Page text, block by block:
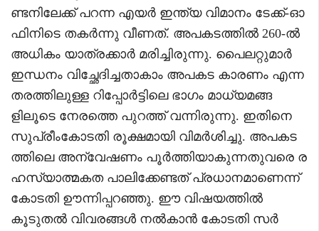
ണ്ടനിലേക്ക് പറന്ന എയർ ഇന്ത്യ വിമാനം ടേക്ക്-ഓ
ഫിനിടെ തകർന്നു വീണത്. അപകടത്തിൽ 260-ൽ
അധികം യാത്രക്കാർ മരിച്ചിരുന്നു. പൈലറ്റുമാർ
ഇന്ധനം വിച്ഛേദിച്ചതാകാം അപകട കാരണം എന്ന
തരത്തിലുള്ള റിപ്പോർട്ടിലെ ഭാഗം മാധ്യമങ്ങ
ളിലൂടെ നേരത്തെ പുറത്ത് വന്നിരുന്നു. ഇതിനെ
സുപ്രീംകോടതി രൂക്ഷമായി വിമർശിച്ചു. അപകട
ത്തിലെ അന്വേഷണം പൂർത്തിയാകുന്നതുവരെ ര
ഹസ്യാത്മകത പാലിക്കേണ്ടത് പ്രധാനമാണെന്ന്
കോടതി ഊന്നിപ്പറഞ്ഞു. ഈ വിഷയത്തിൽ
കൂടുതൽ വിവരങ്ങൾ നൽകാൻ കോടതി സർ